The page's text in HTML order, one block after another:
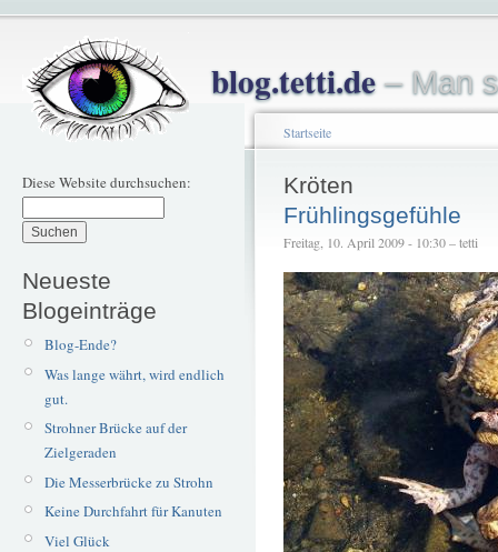
blog.tetti.de– Man
Diese Website durchsuchen:
Neueste
Blogeinträge
Blog-Ende?
Was lange währt, wird endlich
gut.
Strohner Brücke auf der
Zielgeraden
Die Messerbrücke zu Strohn
Keine Durchfahrt für Kanuten
Viel Glück
Startseite
Kröten
Frühlingsgefühle
Freitag, 10. April 2009 - 10:30 – tetti